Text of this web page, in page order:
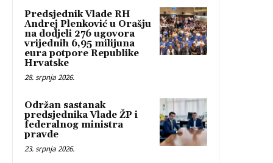
Predsjednik Vlade RH
Andrej Plenković u Orašju
na dodjeli 276 ugovora
vrijednih 6,95 milijuna
eura potpore Republike
Hrvatske
28. srpnja 2026.
Održan sastanak
predsjednika Vlade ŽP i
federalnog ministra
pravde
23. srpnja 2026.